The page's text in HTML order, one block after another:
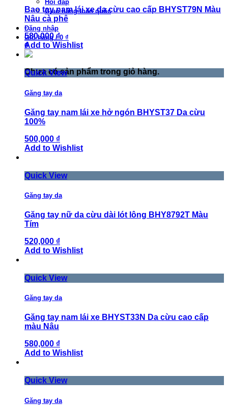
Hỏi đáp
Giao hàng toàn quốc
Đăng nhập
Giỏ hàng /0 ₫
0
Chưa có sản phẩm trong giỏ hàng.
Bao tay nam lái xe da cừu cao cấp BHYST79N Màu
Nâu cà phê
580,000 ₫
Add to Wishlist
Quick View
Găng tay da
Găng tay nam lái xe hở ngón BHYST37 Da cừu
100%
500,000 ₫
Add to Wishlist
Quick View
Găng tay da
Găng tay nữ da cừu dài lót lông BHY8792T Màu
Tím
520,000 ₫
Add to Wishlist
Quick View
Găng tay da
Găng tay nam lái xe BHYST33N Da cừu cao cấp
màu Nâu
580,000 ₫
Add to Wishlist
Quick View
Găng tay da